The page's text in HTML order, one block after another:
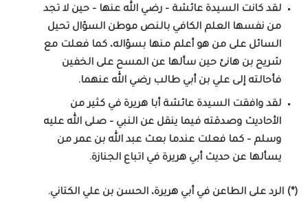
لقد كانت السيدة عائشة – رضي الله عنها – حين لا تجد
من نفسها العلم الكافي بالنص موطن السؤال تحيل
السائل على من هو أعلم منها بسؤاله، كما فعلت مع
شريح بن هانئ حين سألها عن المسح على الخفين
فأحالته إلى علي بن أبي طالب رضي الله عنهما.
لقد وافقت السيدة عائشة أبا هريرة في كثير من
الأحاديث وصدقته فيما ينقل عن النبي – صلى الله عليه
وسلم – كما فعلت عندما بعث عبد الله بن عمر من
يسألها عن حديث أبي هريرة في اتباع الجنازة.
(*) الرد على الطاعن في أبي هريرة، الحسن بن علي الكتاني.